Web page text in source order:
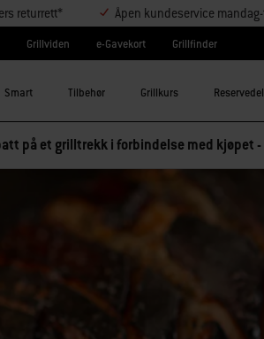
returrett* Åpen kundeservice
Grillviden e-Gavekort Grillfinder
Smart Tilbehør Grillkurs
på et grilltrekk i forbindelse med kjøpet -